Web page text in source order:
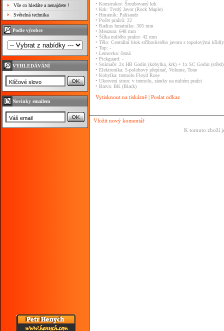
Vše co hledáte a nenajdete !
Světelná technika
Podle výrobce
VYHLEDÁVÁNÍ
Novinky emailem
• Konstrukce: Šroubovaný krk
• Krk: Tvrdý Javor(Rock Maple)
• Hmatník: Palisandr
• Počet pražců: 22
• Radius hmatníku: 305 mm
• Menzura: 648 mm
• Šířka nultého pražce: 42 mm
• Tělo: Centrální blok stříbrolistého javoru s topolovými křídly
• Top: -
• Lemovka: černá
• Pickguard: -
• Snímače: 2x HB Godin (kobylka, krk) + 1x SC Godin (střed)
• Elektronika: 5-polohový přepínač, Volume, Tone
• Kobylka: tremolo Floyd Rose
• Ukotvení strun: v tremolu, zámky na nultém pražci
• Barva: BK (Black)
Vytisknout na tiskárně | Poslat odkaz
Vložit nový komentář
K tomuto zboží